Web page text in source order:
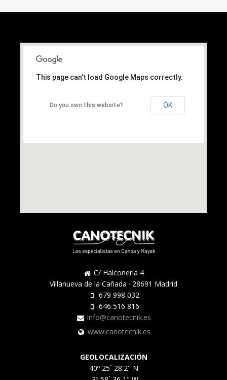
This page can't load Google Maps correctly.
Do you own this website? OK
C/ Halconería 4
Villanueva de la Cañada · 28691 Madrid
679 998 032
646 516 816
info@canotecnik.es
www.canotecnik.es
GEOLOCALIZACIÓN
40º 25´ 28.2" N